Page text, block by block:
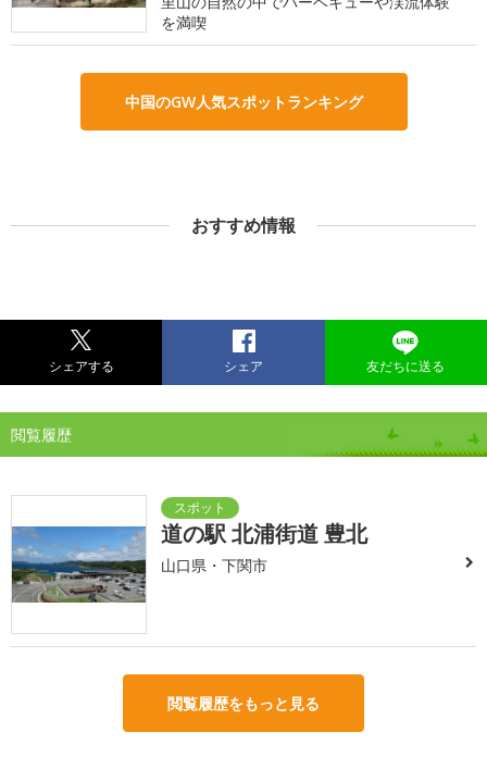
を満喫
中国のGW人気スポットランキング
おすすめ情報
シェアする シェア 友だちに送る
閲覧履歴
道の駅 北浦街道 豊北
山口県・下関市
閲覧履歴をもっと見る